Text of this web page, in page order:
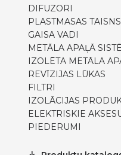
DIFUZORI
PLASTMASAS
GAISA VADI
METĀLA APAĻĀ
IZOLĒTA METĀLA
REVĪZIJAS LŪKAS
FILTRI
IZOLĀCIJAS
ELEKTRISKIE
PIEDERUMI